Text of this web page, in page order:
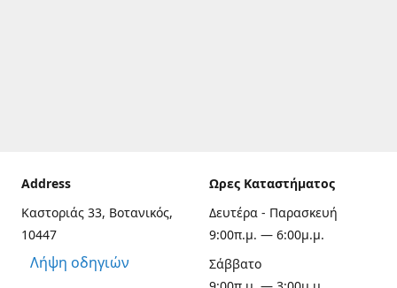
Address
Καστοριάς 33, Βοτανικός,
10447
Λήψη οδηγιών
Ωρες Καταστήματος
Δευτέρα - Παρασκευή
9:00π.μ. — 6:00μ.μ.
Σάββατο